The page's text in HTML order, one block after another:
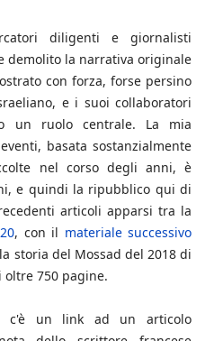
diligenti e giornalisti
demolito la narrativa originale
con forza, forse persino
e i suoi collaboratori
un ruolo centrale. La mia
basata sostanzialmente
nel corso degli anni, è
e quindi la ripubblico qui di
articoli apparsi tra la
, con il materiale successivo
storia del Mossad del 2018 di
oltre 750 pagine.
c'è un link ad un articolo